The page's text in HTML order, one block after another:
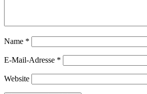
Name *
E-Mail-Adresse *
Website